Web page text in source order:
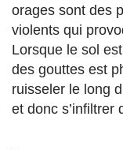
orages sont des
violents qui
Lorsque le sol
des gouttes est
ruisseler le long
et donc s’infiltrer